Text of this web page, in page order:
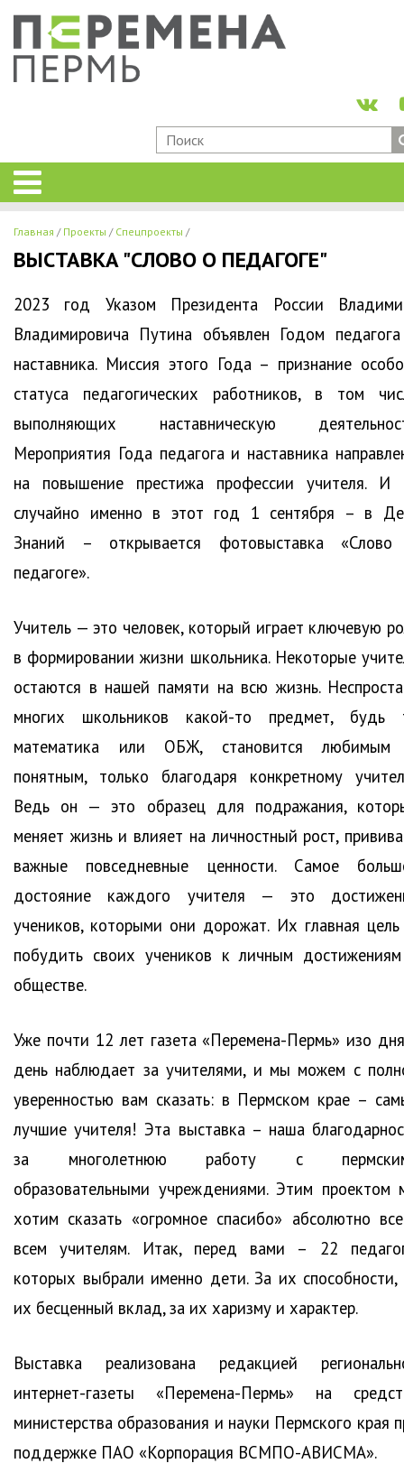
Главная Проекты Спецпроекты
ВЫСТАВКА "СЛОВО О ПЕДАГОГЕ"
2023 год Указом Президента России
Владимировича Путина объявлен Годом
наставника. Миссия этого Года – признание
статуса педагогических работников, в том
выполняющих наставническую
Мероприятия Года педагога и наставника
на повышение престижа профессии учителя. И
случайно именно в этот год 1 сентября – в
Знаний – открывается фотовыставка
педагоге».
Учитель — это человек, который играет ключевую
в формировании жизни школьника. Некоторые
остаются в нашей памяти на всю жизнь.
многих школьников какой-то предмет, будь
математика или ОБЖ, становится
понятным, только благодаря конкретному
Ведь он — это образец для подражания,
меняет жизнь и влияет на личностный рост,
важные повседневные ценности. Самое
достояние каждого учителя — это
учеников, которыми они дорожат. Их главная
побудить своих учеников к личным
обществе.
Уже почти 12 лет газета «Перемена-Пермь» изо
день наблюдает за учителями, и мы можем с
уверенностью вам сказать: в Пермском крае –
лучшие учителя! Эта выставка – наша
за многолетнюю работу с
образовательными учреждениями. Этим проектом
хотим сказать «огромное спасибо» абсолютно
всем учителям. Итак, перед вами – 22
которых выбрали именно дети. За их способности,
их бесценный вклад, за их харизму и характер.
Выставка реализована редакцией
интернет-газеты «Перемена-Пермь» на
министерства образования и науки Пермского края
поддержке ПАО «Корпорация ВСМПО-АВИСМА».